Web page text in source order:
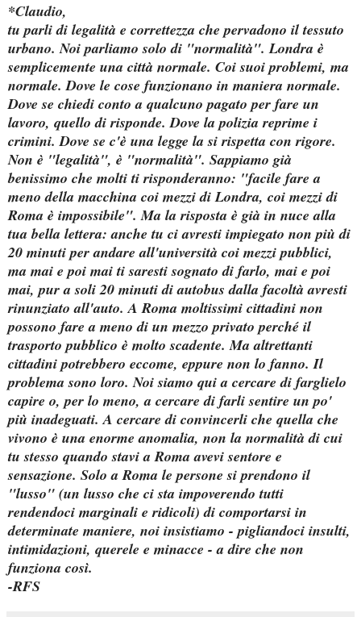
*Claudio,
tu parli di legalità e correttezza che pervadono il tessuto
urbano. Noi parliamo solo di "normalità". Londra è
semplicemente una città normale. Coi suoi problemi, ma
normale. Dove le cose funzionano in maniera normale.
Dove se chiedi conto a qualcuno pagato per fare un
lavoro, quello di risponde. Dove la polizia reprime i
crimini. Dove se c'è una legge la si rispetta con rigore.
Non è "legalità", è "normalità". Sappiamo già
benissimo che molti ti risponderanno: "facile fare a
meno della macchina coi mezzi di Londra, coi mezzi di
Roma è impossibile". Ma la risposta è già in nuce alla
tua bella lettera: anche tu ci avresti impiegato non più di
20 minuti per andare all'università coi mezzi pubblici,
ma mai e poi mai ti saresti sognato di farlo, mai e poi
mai, pur a soli 20 minuti di autobus dalla facoltà avresti
rinunziato all'auto. A Roma moltissimi cittadini non
possono fare a meno di un mezzo privato perché il
trasporto pubblico è molto scadente. Ma altrettanti
cittadini potrebbero eccome, eppure non lo fanno. Il
problema sono loro. Noi siamo qui a cercare di farglielo
capire o, per lo meno, a cercare di farli sentire un po'
più inadeguati. A cercare di convincerli che quella che
vivono è una enorme anomalia, non la normalità di cui
tu stesso quando stavi a Roma avevi sentore e
sensazione. Solo a Roma le persone si prendono il
"lusso" (un lusso che ci sta impoverendo tutti
rendendoci marginali e ridicoli) di comportarsi in
determinate maniere, noi insistiamo - pigliandoci insulti,
intimidazioni, querele e minacce - a dire che non
funziona così.
-RFS